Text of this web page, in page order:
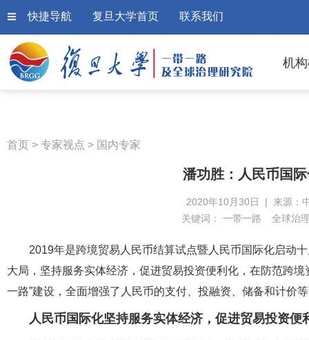
快捷导航 复旦大学首页 联系我们
机
首页 > 专家视点 > 国内专家
潘功胜：人民币国
2020年10月30日 | 来源：
关键词： 一带一路 全球治
2019年是跨境贸易人民币结算试点暨人民币国际化启动
大局，坚持服务实体经济，促进贸易投资便利化，在防范跨
一路”建设，全面增强了人民币的支付、投融资、储备和计价
人民币国际化坚持服务实体经济，促进贸易投资便